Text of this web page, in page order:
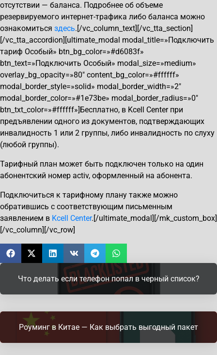
отсутствии — баланса. Подробнее об объеме
резервируемого интернет-трафика либо баланса можно
ознакомиться здесь.[/vc_column_text][/vc_tta_section]
[/vc_tta_accordion][ultimate_modal modal_title=»Подключить
тариф Особый» btn_bg_color=»#d6083f»
btn_text=»Подключить Особый» modal_size=»medium»
overlay_bg_opacity=»80″ content_bg_color=»#ffffff»
modal_border_style=»solid» modal_border_width=»2″
modal_border_color=»#1e73be» modal_border_radius=»0″
btn_txt_color=»#ffffff»]Бесплатно, в Kcell Center при
предъявлении одного из документов, подтверждающих
инвалидность 1 или 2 группы, либо инвалидность по слуху
(любой группы).
Тарифный план может быть подключен только на один
абонентский номер activ, оформленный на абонента.
Подключиться к тарифному плану также можно
обратившись с соответствующим письменным
заявлением в Kcell Center.[/ultimate_modal][/mk_custom_box]
[/vc_column][/vc_row]
Что делать если телефон попал в черный список?
Роуминг в Китае — Как выбрать выгодный пакет